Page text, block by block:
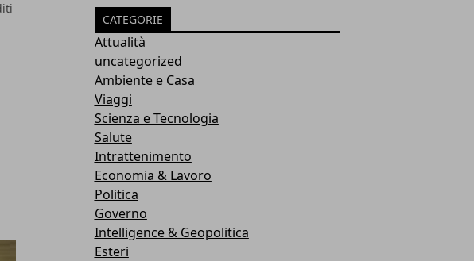
CATEGORIE
Attualità
uncategorized
Ambiente e Casa
Viaggi
Scienza e Tecnologia
Salute
Intrattenimento
Economia & Lavoro
Politica
Governo
Intelligence & Geopolitica
Esteri